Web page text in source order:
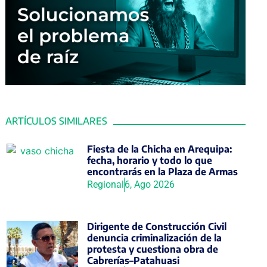
ARTÍCULOS SIMILARES
Fiesta de la Chicha en Arequipa:
fecha, horario y todo lo que
encontrarás en la Plaza de Armas
Regional6, Ago 2026
Dirigente de Construcción Civil
denuncia criminalización de la
protesta y cuestiona obra de
Cabrerías–Patahuasi